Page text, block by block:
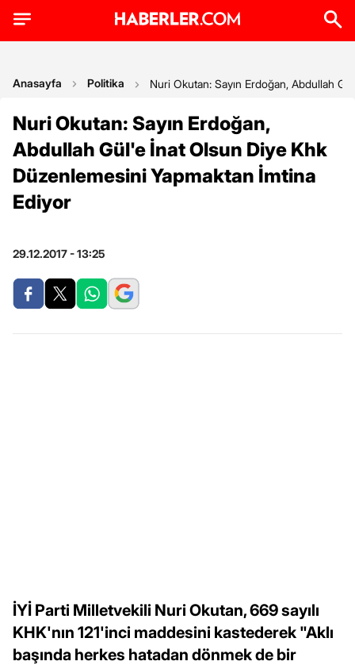
Anasayfa Politika Nuri Okutan: Sayın Erdoğan, Abdullah
Nuri Okutan: Sayın Erdoğan,
Abdullah Gül'e İnat Olsun Diye Khk
Düzenlemesini Yapmaktan İmtina
Ediyor
29.12.2017 - 13:25
İYİ Parti Milletvekili Nuri Okutan, 669 sayılı
KHK'nın 121'inci maddesini kastederek "Aklı
başında herkes hatadan dönmek de bir